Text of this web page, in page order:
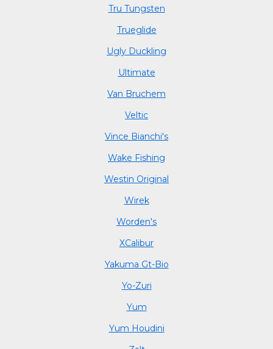
Tru Tungsten
Trueglide
Ugly Duckling
Ultimate
Van Bruchem
Veltic
Vince Bianchi's
Wake Fishing
Westin Original
Wirek
Worden's
XCalibur
Yakuma Gt-Bio
Yo-Zuri
Yum
Yum Houdini